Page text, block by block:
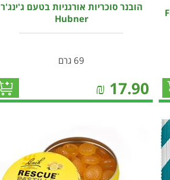
הובנר סוכריות אורגניות בטעם ג'ינג'ר
Hubner
69 גרם
17.90
₪